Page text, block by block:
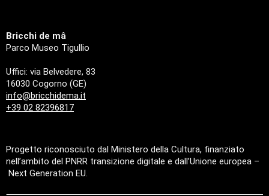
Bricchi de mâ
Parco Museo Tigullio
Uffici: via Belvedere, 83
16030 Cogorno (GE)
info@bricchidema.it
+39 02 82396817
Progetto riconosciuto dal Ministero della Cultura, finanziato
nell’ambito del PNRR transizione digitale e dall’Unione europea –
Next Generation EU.